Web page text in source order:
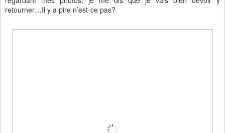
retourner…Il y a pire n’est-ce pas?